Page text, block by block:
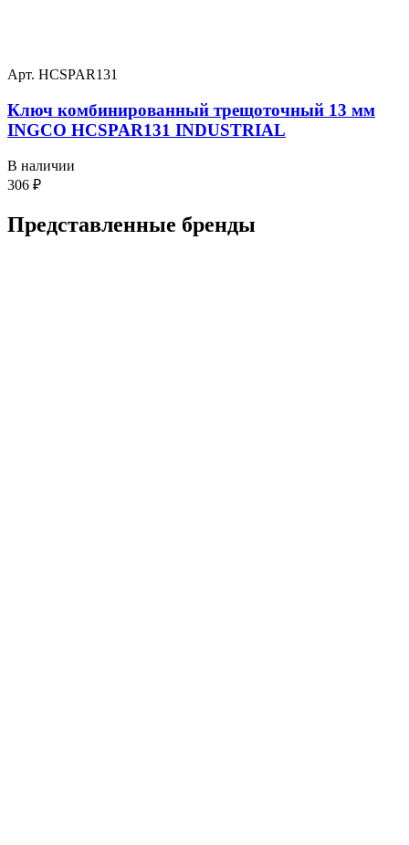
Арт. HCSPAR131
Ключ комбинированный трещоточный 13 мм
INGCO HCSPAR131 INDUSTRIAL
В наличии
306 ₽
Представленные бренды